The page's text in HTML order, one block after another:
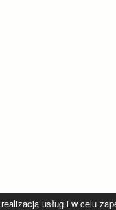
usług i w celu